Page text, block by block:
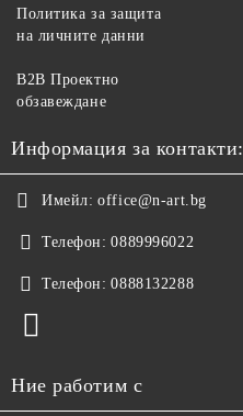
Политика за защита
на личните данни
B2B Проектно
обзавеждане
Информация за контакти:
Имейл: office@n-art.bg
Телефон: 0889996022
Телефон: 0888132288
Ние работим с